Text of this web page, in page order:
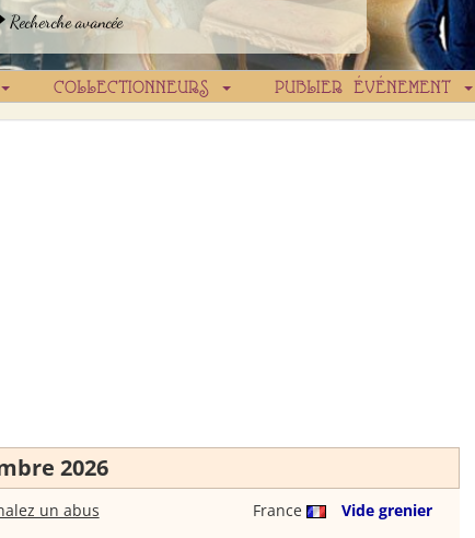
Recherche avancée
COLLECTIONNEURS PUBLIER ÉVÉNEMENT
2026
France Vide grenier
un abus